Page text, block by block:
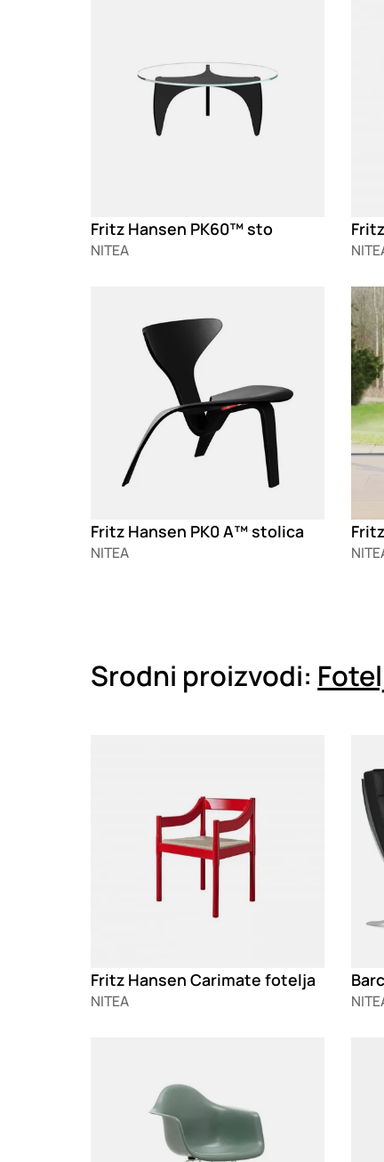
Fritz Hansen PK60™ sto
NITEA
Fritz Hansen PK0 A™ stolica
NITEA
Srodni proizvodi:
Fritz Hansen Carimate fotelja
NITEA